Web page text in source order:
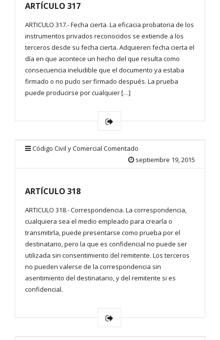
ARTÍCULO 317
ARTICULO 317.- Fecha cierta. La eficacia probatoria de los
instrumentos privados reconocidos se extiende a los
terceros desde su fecha cierta. Adquieren fecha cierta el
día en que acontece un hecho del que resulta como
consecuencia ineludible que el documento ya estaba
firmado o no pudo ser firmado después. La prueba
puede producirse por cualquier […]
Código Civil y Comercial Comentado
septiembre 19, 2015
ARTÍCULO 318
ARTICULO 318.- Correspondencia. La correspondencia,
cualquiera sea el medio empleado para crearla o
transmitirla, puede presentarse como prueba por el
destinatario, pero la que es confidencial no puede ser
utilizada sin consentimiento del remitente. Los terceros
no pueden valerse de la correspondencia sin
asentimiento del destinatario, y del remitente si es
confidencial.